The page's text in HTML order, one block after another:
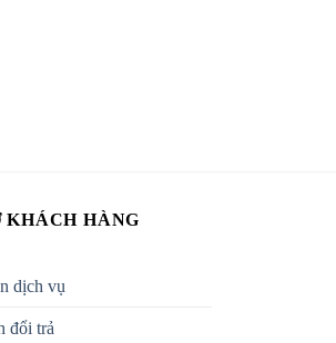
KHÁCH HÀNG
dịch vụ
đổi trả